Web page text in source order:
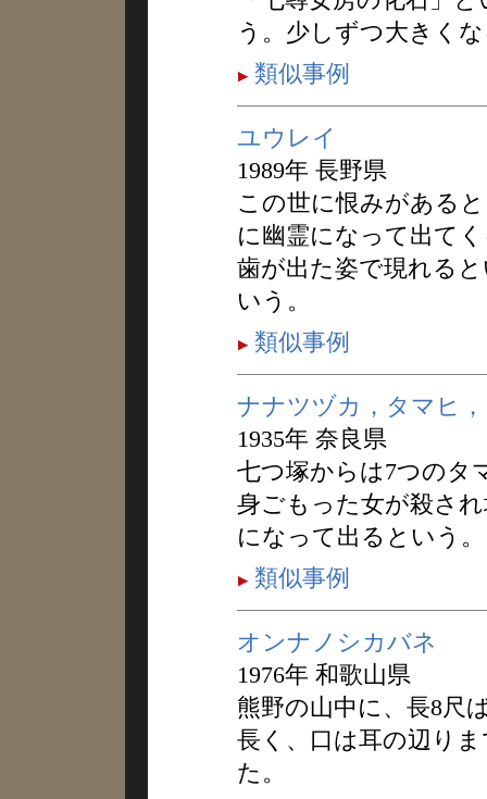
う。少しずつ大きく
類似事例
ユウレイ
1989年 長野県
この世に恨みがある
に幽霊になって出て
歯が出た姿で現れる
いう。
類似事例
ナナツヅカ，タマヒ
1935年 奈良県
七つ塚からは7つのタ
身ごもった女が殺さ
になって出るという。
類似事例
オンナノシカバネ
1976年 和歌山県
熊野の山中に、長8尺
長く、口は耳の辺り
た。